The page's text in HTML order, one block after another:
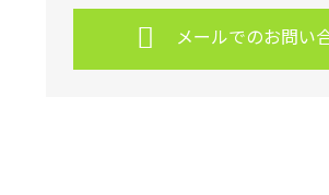
メールでのお問い